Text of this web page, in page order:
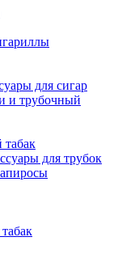
для сигар
и трубочный
для трубок